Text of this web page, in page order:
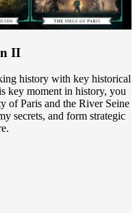
II
history with key historical
key moment in history, you
of Paris and the River Seine
secrets, and form strategic